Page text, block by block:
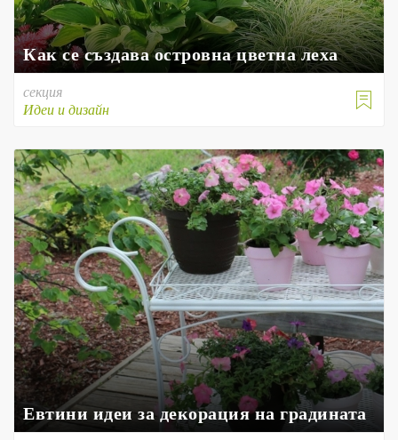
Как се създава островна цветна леха

секция
Идеи и дизайн
Евтини идеи за декорация на градината